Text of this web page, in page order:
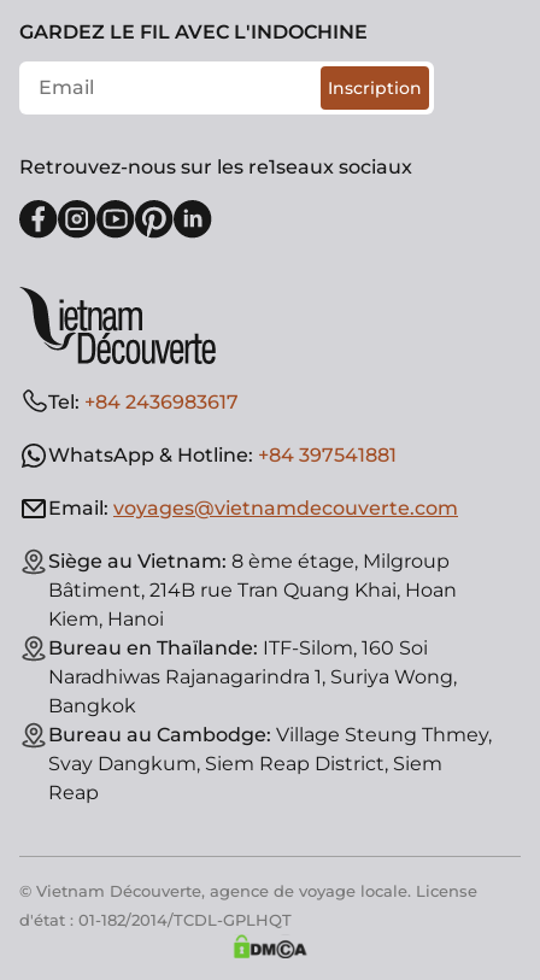
Tel: +84 2436983617
WhatsApp & Hotline: +84 397541881
Email: voyages@vietnamdecouverte.com
Siège au Vietnam: 8 ème étage, Milgroup
Bâtiment, 214B rue Tran Quang Khai, Hoan
Kiem, Hanoi
Bureau en Thaïlande: ITF-Silom, 160 Soi
Naradhiwas Rajanagarindra 1, Suriya Wong,
Bangkok
Bureau au Cambodge: Village Steung Thmey,
Svay Dangkum, Siem Reap District, Siem
Reap
GARDEZ LE FIL AVEC L'INDOCHINE
Inscription
Retrouvez-nous sur les re1seaux sociaux
© Vietnam Découverte, agence de voyage locale. License
d'état : 01-182/2014/TCDL-GPLHQT